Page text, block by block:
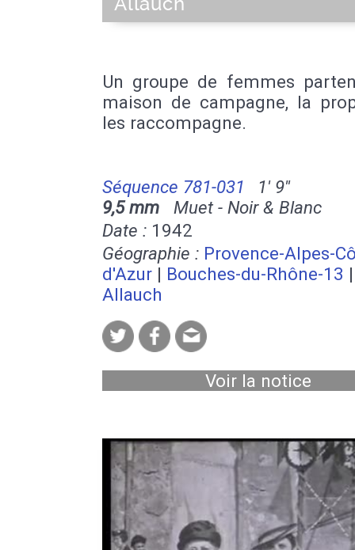
Un groupe de femmes
maison de campagne, la
les raccompagne.
Séquence 781-031
1' 9''
9,5 mm Muet - Noir & Blanc
Date : 1942
Géographie : Provence-Alpes-
d'Azur | Bouches-du-Rhône-13 |
Allauch
Voir la notice